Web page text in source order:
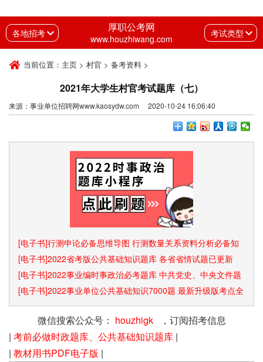
各地招考 厚职公考网
www.houzhiwang.com 考试类型
当前位置： 主页 > 村官 > 备考资料 >
2021年大学生村官考试题库（七）
来源：事业单位招聘网www.kaosydw.com 2020-10-24 16:06:40
[电子书]行测申论必备思维导图 行测数量关系资料分析必备知
识点和速算技巧
[电子书]2022省考版公共基础知识题库 各省省情试题已更新
[电子书]2022事业编时事政治必考题库 中共党史、中央文件题
库已更新
[电子书]2022事业单位公共基础知识7000题 最新升级版考点全
覆盖
微信搜索公众号： houzhigk，订阅招考信息
| 考前必做时政题库、公共基础知识题库 |
| 教材用书PDF电子版 |